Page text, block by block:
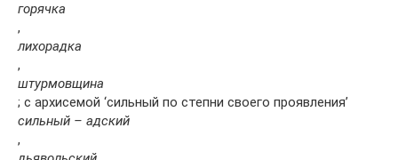
горячка
,
лихорадка
,
штурмовщина
; с архисемой ‘сильный по степни своего проявления’
сильный – адский
,